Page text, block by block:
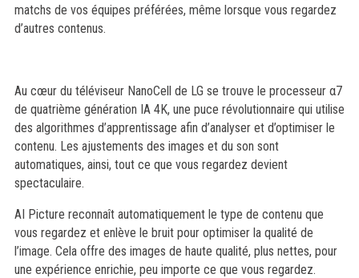
matchs de vos équipes préférées, même lorsque vous regardez
d’autres contenus.
Au cœur du téléviseur NanoCell de LG se trouve le processeur α7
de quatrième génération IA 4K, une puce révolutionnaire qui utilise
des algorithmes d’apprentissage afin d’analyser et d’optimiser le
contenu. Les ajustements des images et du son sont
automatiques, ainsi, tout ce que vous regardez devient
spectaculaire.
AI Picture reconnaît automatiquement le type de contenu que
vous regardez et enlève le bruit pour optimiser la qualité de
l’image. Cela offre des images de haute qualité, plus nettes, pour
une expérience enrichie, peu importe ce que vous regardez.